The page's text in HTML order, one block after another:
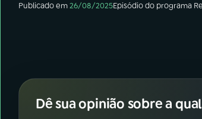
Publicado em26/08/2025Episódiodo programa
Dê sua opinião sobre a